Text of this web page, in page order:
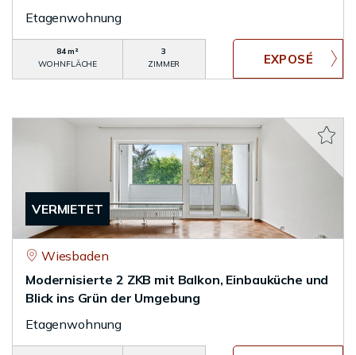
Etagenwohnung
84 m²
WOHNFLÄCHE
3
ZIMMER
VERMIETET
Wiesbaden
Modernisierte 2 ZKB mit Balkon, Einbauküche und
Blick ins Grün der Umgebung
Etagenwohnung